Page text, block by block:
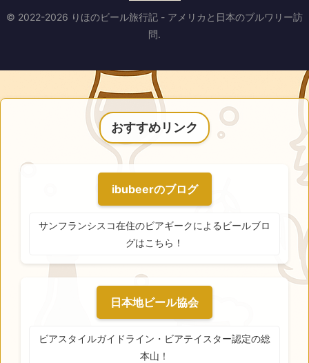
© 2022-2026 りほのビール旅行記 - アメリカと日本のブルワリー訪
問.
おすすめリンク
ibubeerのブログ
サンフランシスコ在住のビアギークによるビールブロ
グはこちら！
日本地ビール協会
ビアスタイルガイドライン・ビアテイスター認定の総
本山！